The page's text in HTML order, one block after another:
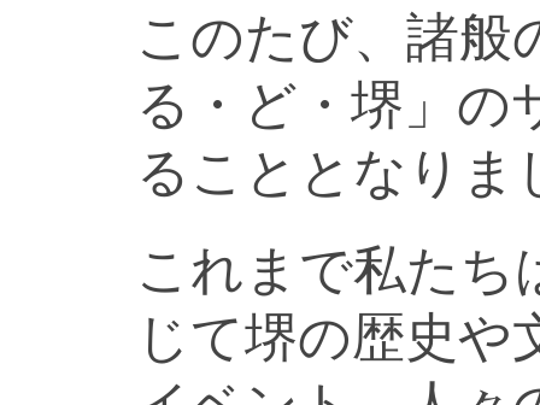
このたび、諸般
る・ど・堺」の
ることとなりま
これまで私たち
じて堺の歴史や